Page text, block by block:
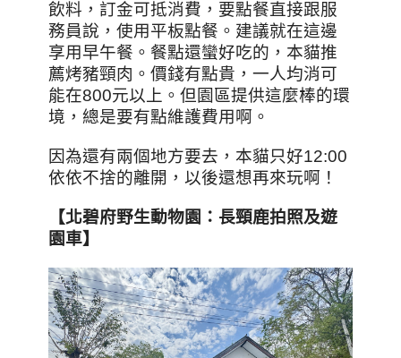
飲料，訂金可抵消費，要點餐直接跟服
務員說，使用平板點餐。建議就在這邊
享用早午餐。餐點還蠻好吃的，本貓推
薦烤豬頸肉。價錢有點貴，一人均消可
能在800元以上。但園區提供這麼棒的環
境，總是要有點維護費用啊。
因為還有兩個地方要去，本貓只好12:00
依依不捨的離開，以後還想再來玩啊！
【北碧府野生動物園：長頸鹿拍照及遊
園車】